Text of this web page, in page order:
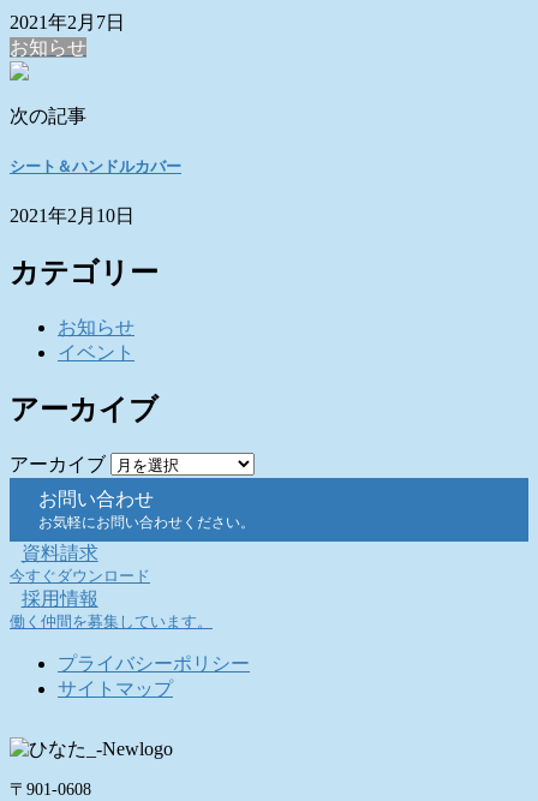
2021年2月7日
お知らせ
次の記事
シート＆ハンドルカバー
2021年2月10日
カテゴリー
お知らせ
イベント
アーカイブ
アーカイブ
お問い合わせ
お気軽にお問い合わせください。
資料請求
今すぐダウンロード
採用情報
働く仲間を募集しています。
プライバシーポリシー
サイトマップ
〒901-0608